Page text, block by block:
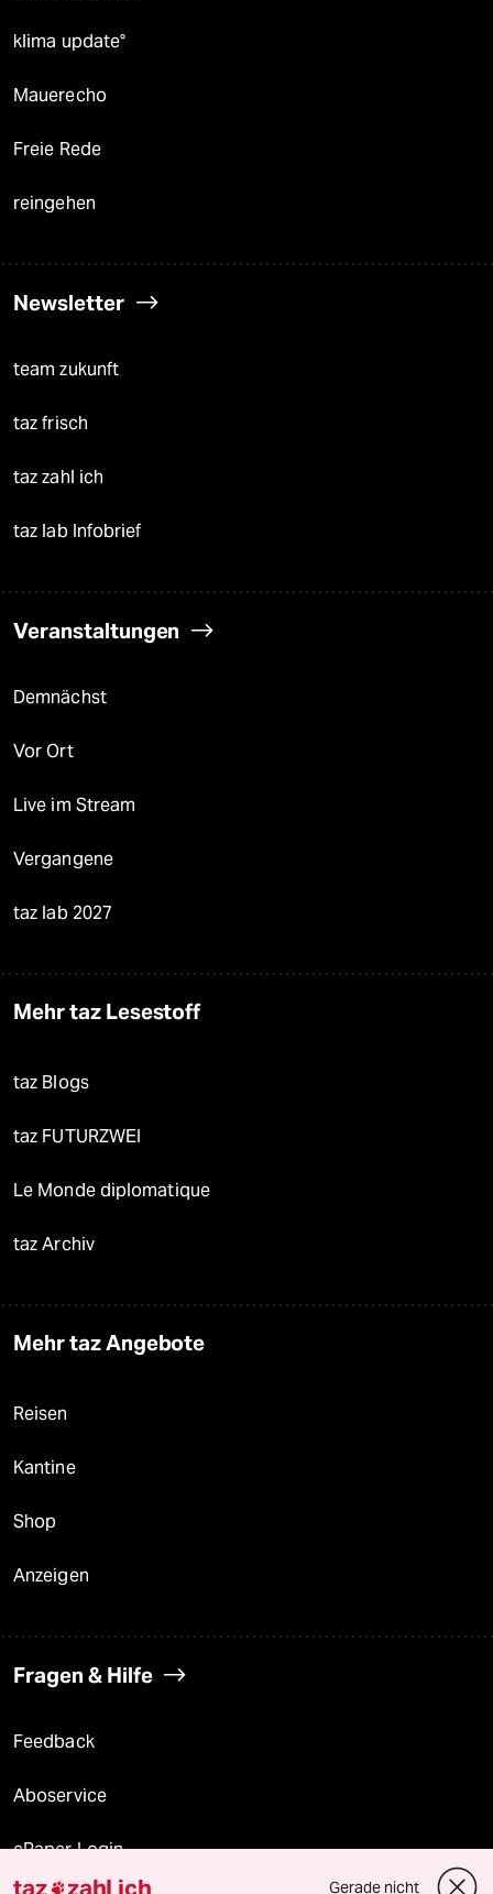
klima update°
Mauerecho
Freie Rede
reingehen
Newsletter
team zukunft
taz frisch
taz zahl ich
taz lab Infobrief
Veranstaltungen
Demnächst
Vor Ort
Live im Stream
Vergangene
taz lab 2027
Mehr taz Lesestoff
taz Blogs
taz FUTURZWEI
Le Monde diplomatique
taz Archiv
Mehr taz Angebote
Reisen
Kantine
Shop
Anzeigen
Fragen & Hilfe
Feedback
Aboservice
ePaper Login
taz zahl ich Gerade nicht